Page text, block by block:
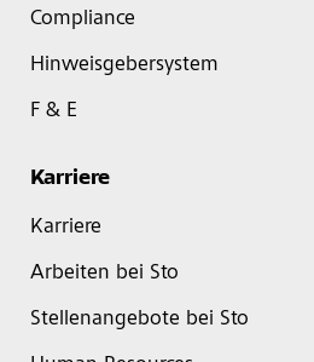
Compliance
Hinweisgebersystem
F & E
Karriere
Karriere
Arbeiten bei Sto
Stellenangebote bei Sto